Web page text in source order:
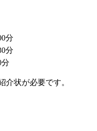
分
分
状が必要です。